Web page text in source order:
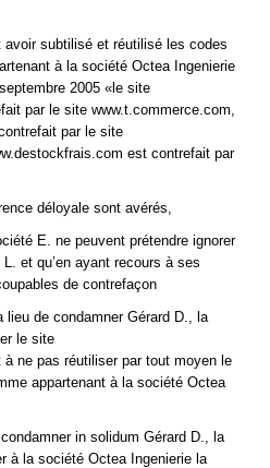
subtilisé et réutilisé les codes
à la société Octea Ingenierie
2005 «le site
par le site www.t.commerce.com,
par le site
est contrefait par
déloyale sont avérés,
E. ne peuvent prétendre ignorer
et qu’en ayant recours à ses
de contrefaçon
lieu de condamner Gérard D., la
le site
ne pas réutiliser par tout moyen le
appartenant à la société Octea
in solidum Gérard D., la
à la société Octea Ingenierie la